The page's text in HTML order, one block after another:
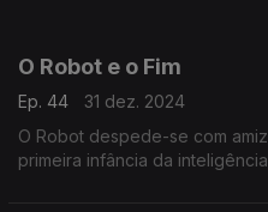
O Robot e o Fim
Ep. 44
31 dez. 2024
O Robot despede-se com
primeira infância da